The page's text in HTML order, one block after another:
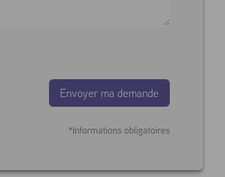
Envoyer ma demande
*Informations obligatoires